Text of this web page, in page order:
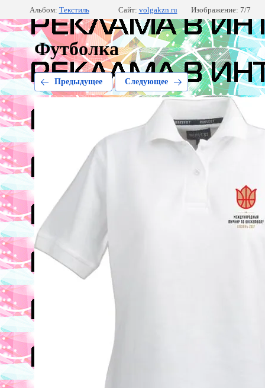
Альбом: Текстиль Сайт: volgakzn.ru Изображение: 7/7
Футболка
Предыдущее Следующее